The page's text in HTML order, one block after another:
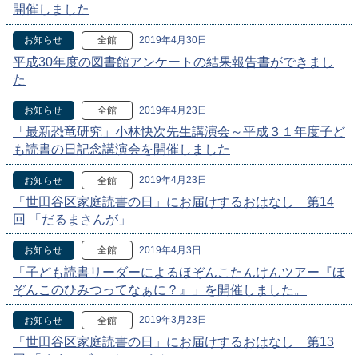
開催しました
お知らせ 全館 2019年4月30日
平成30年度の図書館アンケートの結果報告書ができまし
た
お知らせ 全館 2019年4月23日
「最新恐竜研究」小林快次先生講演会～平成３１年度子ど
も読書の日記念講演会を開催しました
お知らせ 全館 2019年4月23日
「世田谷区家庭読書の日」にお届けするおはなし 第14
回 「だるまさんが」
お知らせ 全館 2019年4月3日
「子ども読書リーダーによるほぞんこたんけんツアー『ほ
ぞんこのひみつってなぁに？』」を開催しました。
お知らせ 全館 2019年3月23日
「世田谷区家庭読書の日」にお届けするおはなし 第13